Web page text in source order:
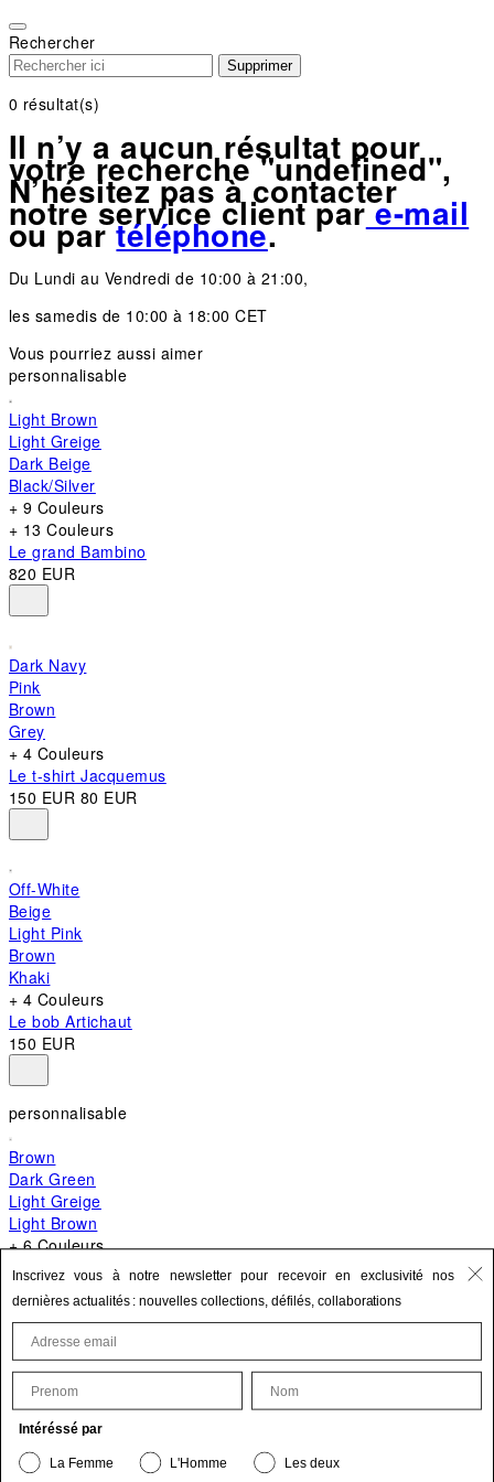
note:
This
website
includes
accessibility
system.
Rechercher
Supprimer
0 résultat(s)
Il n’y a aucun résultat pour
votre recherche "undefined",
N’hésitez pas à contacter
notre service client pare-mail
ou partéléphone.
Du Lundi au Vendredi de 10:00 à 21:00,
les samedis de 10:00 à 18:00 CET
Vous pourriez aussi aimer
personnalisable
Light Brown
Light Greige
Dark Beige
Black/Silver
+ 9 Couleurs
+ 13 Couleurs
Le grand Bambino
820 EUR
Dark Navy
Pink
Brown
Grey
+ 4 Couleurs
Le t-shirt Jacquemus
150 EUR 80 EUR
Off-White
Beige
Light Pink
Brown
Khaki
+ 4 Couleurs
Le bob Artichaut
150 EUR
personnalisable
Brown
Dark Green
Light Greige
Light Brown
+ 6 Couleurs
+ 10 Couleurs
620 EUR
Mettre à jour vos informations personnelles
Le produit est bien ajouté à vos favoris.
Inscrivez vous à notre newsletter pour recevoir en exclusivité nos
dernières actualités : nouvelles collections, défilés, collaborations
First Name Last Name
Intéréssé par
La Femme L'Homme Les deux